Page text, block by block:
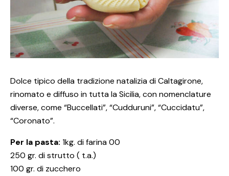
Dolce tipico della tradizione natalizia di Caltagirone,
rinomato e diffuso in tutta la Sicilia, con nomenclature
diverse, come “Buccellati”, “Cudduruni”, “Cuccidatu”,
“Coronato”.
Per la pasta: 1kg. di farina 00
250 gr. di strutto ( t.a.)
100 gr. di zucchero